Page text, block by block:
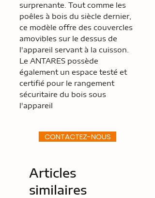
surprenante. Tout comme les
poêles à bois du siècle dernier,
ce modèle offre des couvercles
amovibles sur le dessus de
l'appareil servant à la cuisson.
Le ANTARES possède
également un espace testé et
certifié pour le rangement
sécuritaire du bois sous
l'appareil
CONTACTEZ-NOUS
Articles
similaires